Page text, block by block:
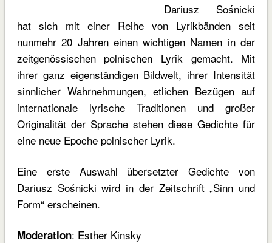
Dariusz Sośnicki
hat sich mit einer Reihe von Lyrikbänden seit
nunmehr 20 Jahren einen wichtigen Namen in der
zeitgenössischen polnischen Lyrik gemacht. Mit
ihrer ganz eigenständigen Bildwelt, ihrer Intensität
sinnlicher Wahrnehmungen, etlichen Bezügen auf
internationale lyrische Traditionen und großer
Originalität der Sprache stehen diese Gedichte für
eine neue Epoche polnischer Lyrik.
Eine erste Auswahl übersetzter Gedichte von
Dariusz Sośnicki wird in der Zeitschrift „Sinn und
Form“ erscheinen.
Moderation: Esther Kinsky